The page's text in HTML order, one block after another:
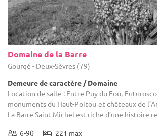
Domaine de la Barre
Gourgé - Deux-Sèvres (79)
Demeure de caractère / Domaine
Location de salle : Entre Puy du Fou,
monuments du Haut-Poitou et châteaux de
La Barre Saint-Michel est riche d’une histoire
6-90 221 max